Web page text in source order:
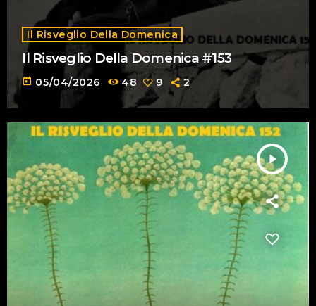
Il Risveglio Della Domenica
Il Risveglio Della Domenica #153
today 05/04/2026 48 9 2
play_arrow